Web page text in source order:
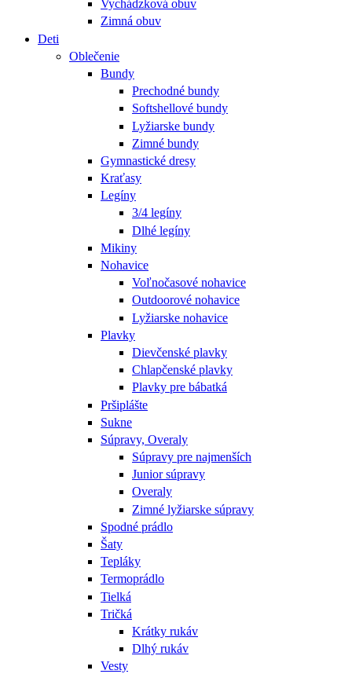
Vychádzková obuv
Zimná obuv
Deti
Oblečenie
Bundy
Prechodné bundy
Softshellové bundy
Lyžiarske bundy
Zimné bundy
Gymnastické dresy
Kraťasy
Legíny
3/4 legíny
Dlhé legíny
Mikiny
Nohavice
Voľnočasové nohavice
Outdoorové nohavice
Lyžiarske nohavice
Plavky
Dievčenské plavky
Chlapčenské plavky
Plavky pre bábatká
Pršiplášte
Sukne
Súpravy, Overaly
Súpravy pre najmenších
Junior súpravy
Overaly
Zimné lyžiarske súpravy
Spodné prádlo
Šaty
Tepláky
Termoprádlo
Tielká
Tričká
Krátky rukáv
Dlhý rukáv
Vesty